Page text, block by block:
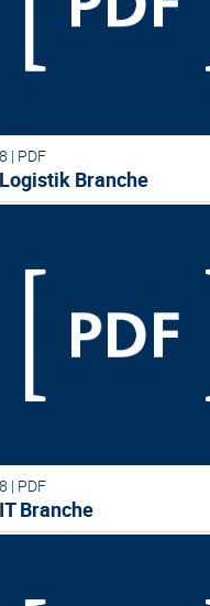
| PDF
Branche
| PDF
Branche